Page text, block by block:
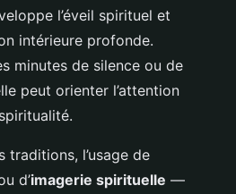
l’éveil spirituel et
intérieure profonde.
minutes de silence ou de
peut orienter l’attention
traditions, l’usage de
d’imagerie spirituelle —